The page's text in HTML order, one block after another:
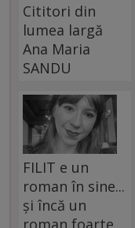
Cititori din
lumea largă
Ana Maria
SANDU
FILIT e un
roman în sine...
și încă un
roman foarte